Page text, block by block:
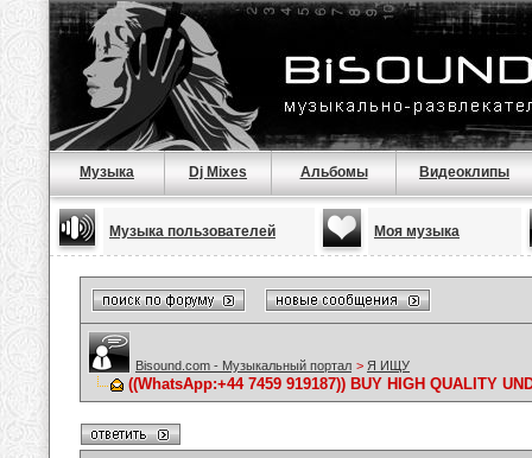
Музыка Dj Mixes Альбомы Видеоклипы
Музыка пользователей Моя музыка
Bisound.com - Музыкальный портал > Я ИЩУ
((WhatsApp:+44 7459 919187)) BUY HIGH QUALITY